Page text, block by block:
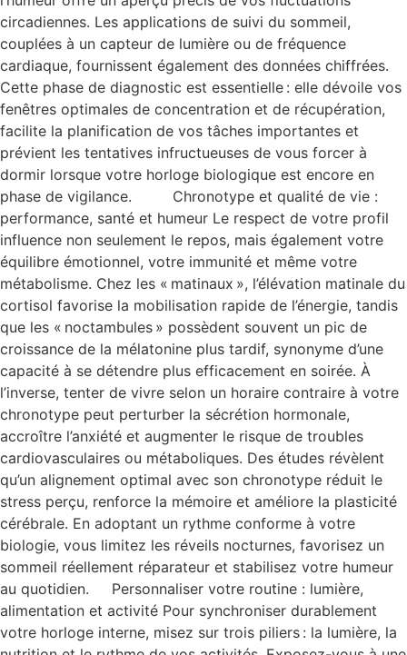
circadiennes. Les applications de suivi du sommeil,
couplées à un capteur de lumière ou de fréquence
cardiaque, fournissent également des données chiffrées.
Cette phase de diagnostic est essentielle : elle dévoile vos
fenêtres optimales de concentration et de récupération,
facilite la planification de vos tâches importantes et
prévient les tentatives infructueuses de vous forcer à
dormir lorsque votre horloge biologique est encore en
phase de vigilance. Chronotype et qualité de vie :
performance, santé et humeur Le respect de votre profil
influence non seulement le repos, mais également votre
équilibre émotionnel, votre immunité et même votre
métabolisme. Chez les « matinaux », l’élévation matinale du
cortisol favorise la mobilisation rapide de l’énergie, tandis
que les « noctambules » possèdent souvent un pic de
croissance de la mélatonine plus tardif, synonyme d’une
capacité à se détendre plus efficacement en soirée. À
l’inverse, tenter de vivre selon un horaire contraire à votre
chronotype peut perturber la sécrétion hormonale,
accroître l’anxiété et augmenter le risque de troubles
cardiovasculaires ou métaboliques. Des études révèlent
qu’un alignement optimal avec son chronotype réduit le
stress perçu, renforce la mémoire et améliore la plasticité
cérébrale. En adoptant un rythme conforme à votre
biologie, vous limitez les réveils nocturnes, favorisez un
sommeil réellement réparateur et stabilisez votre humeur
au quotidien. Personnaliser votre routine : lumière,
alimentation et activité Pour synchroniser durablement
votre horloge interne, misez sur trois piliers : la lumière, la